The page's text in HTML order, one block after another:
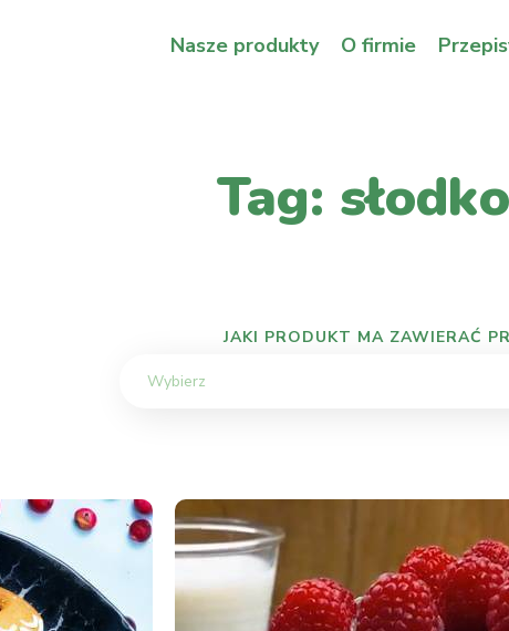
Nasze produkty O firmie
Tag:
JAKI PRODUKT MA ZAWIERAĆ
Wybierz